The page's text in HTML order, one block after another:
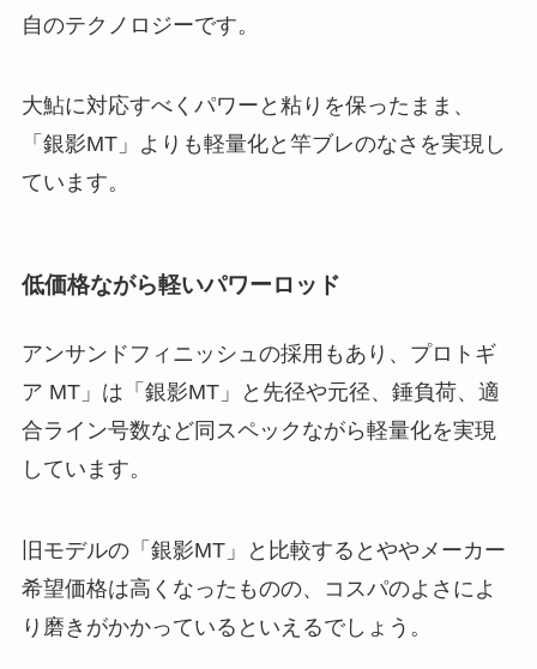
自のテクノロジーです。
大鮎に対応すべくパワーと粘りを保ったまま、
「銀影MT」よりも軽量化と竿ブレのなさを実現し
ています。
低価格ながら軽いパワーロッド
アンサンドフィニッシュの採用もあり、プロトギ
ア MT」は「銀影MT」と先径や元径、錘負荷、適
合ライン号数など同スペックながら軽量化を実現
しています。
旧モデルの「銀影MT」と比較するとややメーカー
希望価格は高くなったものの、コスパのよさによ
り磨きがかかっているといえるでしょう。